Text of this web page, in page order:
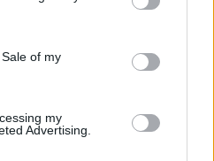
and its third-party tags to
purposes in below Google
of my
my
Advertising.